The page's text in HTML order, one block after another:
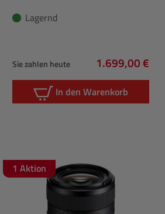
Lagernd
Sie zahlen heute
Regulärer Preis:
1.699,00 €
In den Warenkorb
1 Aktion